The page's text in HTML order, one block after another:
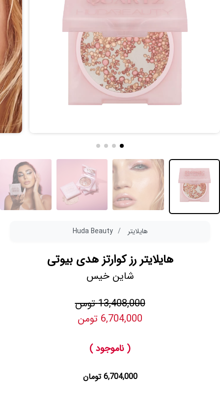
هایلایتر Huda Beauty
هایلایتر رز کوارتز هدی بیوتی
شاین خیس
13,408,000 تومن
6,704,000 تومن
( ناموجود )
6,704,000 تومان